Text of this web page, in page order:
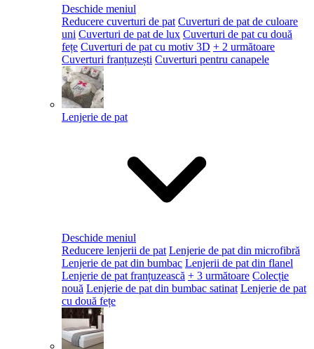
Deschide meniul
Reducere cuverturi de pat Cuverturi de pat de culoare
uni Cuverturi de pat de lux Cuverturi de pat cu două
fețe Cuverturi de pat cu motiv 3D + 2 următoare
Cuverturi franțuzești Cuverturi pentru canapele
Lenjerie de pat
Deschide meniul
Reducere lenjerii de pat Lenjerie de pat din microfibră
Lenjerie de pat din bumbac Lenjerii de pat din flanel
Lenjerie de pat franțuzească + 3 următoare Colecție
nouă Lenjerie de pat din bumbac satinat Lenjerie de pat
cu două fețe